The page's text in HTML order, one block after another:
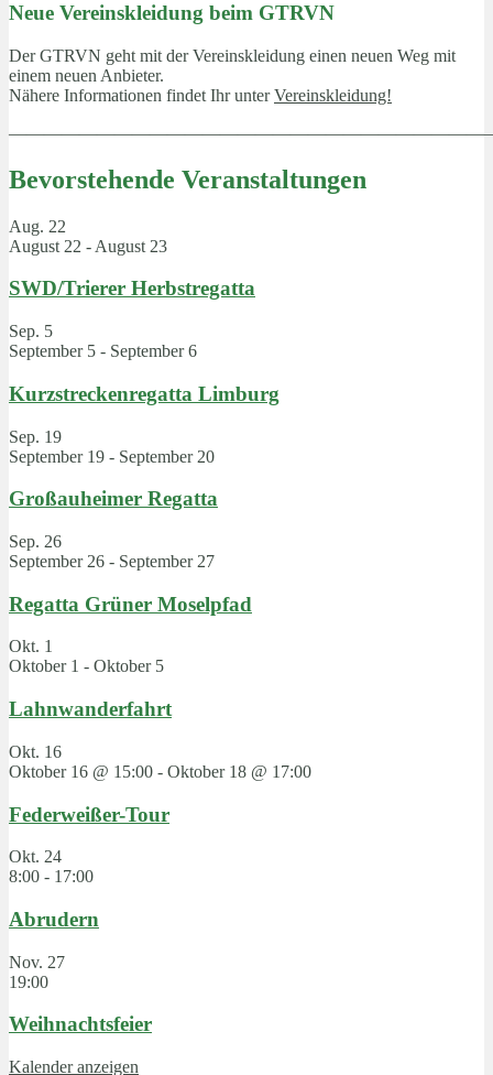
Neue Vereinskleidung beim GTRVN
Der GTRVN geht mit der Vereinskleidung einen neuen Weg mit
einem neuen Anbieter.
Nähere Informationen findet Ihr unterVereinskleidung!
Bevorstehende Veranstaltungen
Aug. 22
August 22 - August 23
SWD/Trierer Herbstregatta
Sep. 5
September 5 - September 6
Kurzstreckenregatta Limburg
Sep. 19
September 19 - September 20
Großauheimer Regatta
Sep. 26
September 26 - September 27
Regatta Grüner Moselpfad
Okt. 1
Oktober 1 - Oktober 5
Lahnwanderfahrt
Okt. 16
Oktober 16 @ 15:00 - Oktober 18 @ 17:00
Federweißer-Tour
Okt. 24
8:00 - 17:00
Abrudern
Nov. 27
19:00
Weihnachtsfeier
Kalender anzeigen